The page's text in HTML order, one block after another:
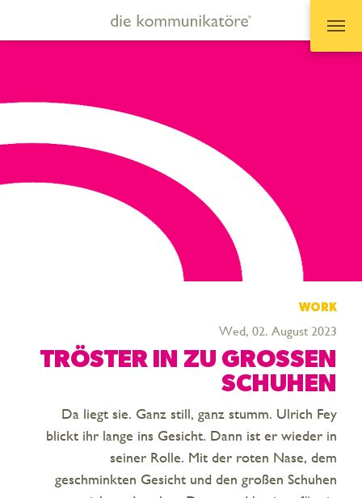
WORK
Wed, 02. August 2023
TRÖSTER IN ZU GROSSEN S
CHUHEN
Da liegt sie. Ganz still, ganz stumm. Ulrich Fey
blickt ihr lange ins Gesicht. Dann ist er wieder in
seiner Rolle. Mit der roten Nase, dem
geschminkten Gesicht und den großen Schuhen